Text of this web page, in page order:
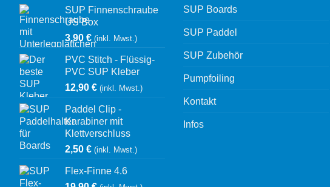
SUP Finnenschraube
US Box
3,90 € (inkl. Mwst.)
PVC Stitch - Flüssig-
PVC SUP Kleber
12,90 € (inkl. Mwst.)
Paddel Clip -
Karabiner mit
Klettverschluss
2,50 € (inkl. Mwst.)
Flex-Finne 4.6
SUP Boards
SUP Paddel
SUP Zubehör
Pumpfoiling
Kontakt
Infos